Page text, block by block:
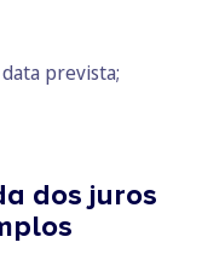
prevista;
dos juros